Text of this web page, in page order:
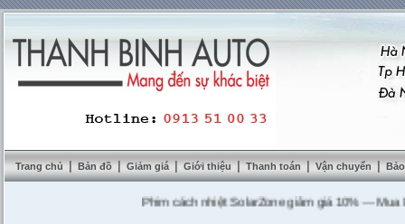
Trang chủ | Bản đồ | Giảm giá | Giới thiệu | Thanh toán | Vận chuyển |
Phim cách nhiệt SolarZone giảm giá 10%---Mua DVD